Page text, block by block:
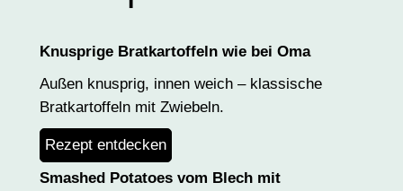
Knusprige Bratkartoffeln wie bei Oma
Außen knusprig, innen weich – klassische
Bratkartoffeln mit Zwiebeln.
Rezept entdecken
Smashed Potatoes vom Blech mit